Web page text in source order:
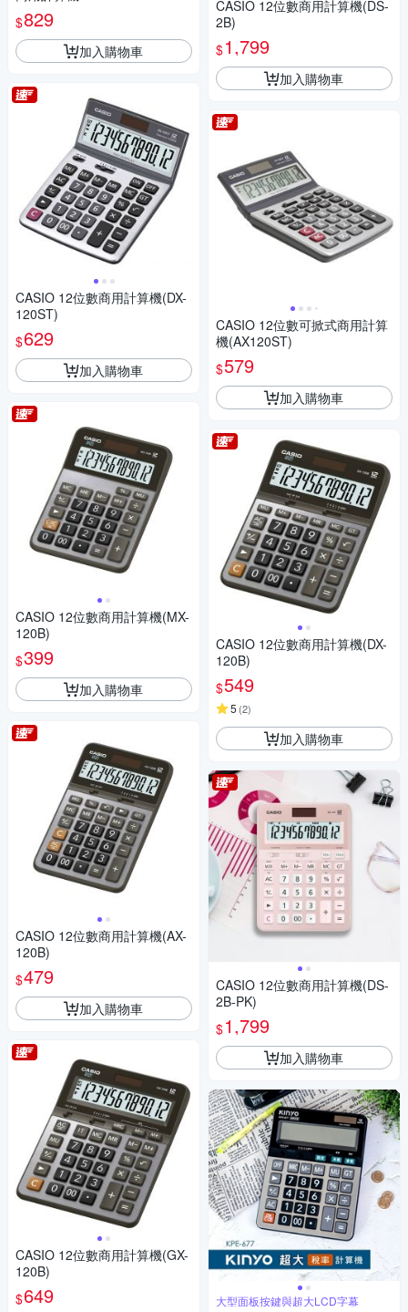
(粉色)
$829
加入購物車
CASIO 12位數商用計算機(DX-
120ST)
$629
加入購物車
CASIO 12位數商用計算機(MX-
120B)
$399
加入購物車
CASIO 12位數商用計算機(AX-
120B)
$479
加入購物車
CASIO 12位數商用計算機(GX-
120B)
$649
CASIO 12位數商用計算機(DS-
2B)
$1,799
加入購物車
CASIO 12位數可掀式商用計算
機(AX120ST)
$579
加入購物車
CASIO 12位數商用計算機(DX-
120B)
$549
5 (2)
加入購物車
CASIO 12位數商用計算機(DS-
2B-PK)
$1,799
加入購物車
大型面板按鍵與超大LCD字幕